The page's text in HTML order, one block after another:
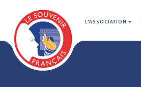
L'ASSOCIATION